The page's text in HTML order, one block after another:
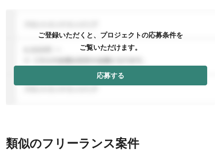
ご登録いただくと、プロジェクトの応募条件を
ご覧いただけます。
応募する
類似のフリーランス案件